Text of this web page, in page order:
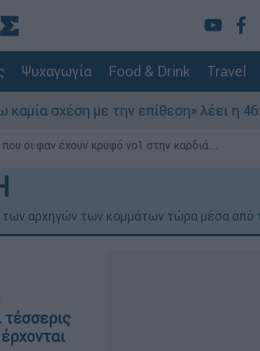
Ψυχαγωγία Food & Drink Travel
επίθεση» λέει η 46χρονη - Τι
οι φαν έχουν κρυφό νο1 στην καρδιά...
των αρχηγών των κομμάτων τώρα μέσα από
τέσσερις